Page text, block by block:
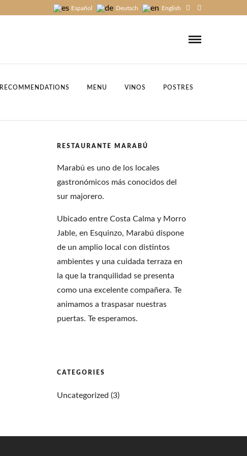
Español Deutsch English
RECOMMENDATIONS MENU VINOS POSTRES
RESTAURANTE MARABÚ
Marabú es uno de los locales
gastronómicos más conocidos del
sur majorero.
Ubicado entre Costa Calma y Morro
Jable, en Esquinzo, Marabú dispone
de un amplio local con distintos
ambientes y una cuidada terraza en
la que la tranquilidad se presenta
como una excelente compañera. Te
animamos a traspasar nuestras
puertas. Te esperamos.
CATEGORIES
Uncategorized (3)